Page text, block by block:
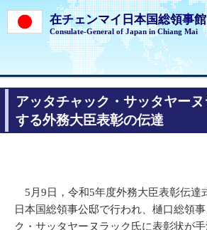
在チェンマイ日本国総領事館
Consulate-General of Japan in Chiang Mai
アッタチャック・サッタヤー
する外務大臣表彰の伝達
5月9日，令和5年度外務大臣表彰伝達
日本国総領事公邸で行われ、樋口総領
ク・サッタヤーヌラック氏に表彰状が手